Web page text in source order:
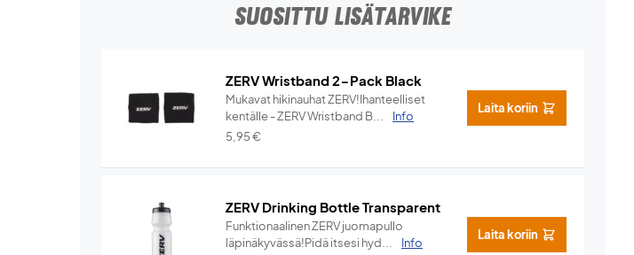
SUOSITTU LISÄTARVIKE
ZERV Wristband 2-Pack Black
Mukavat hikinauhat ZERV!Ihanteelliset
kentälle - ZERV Wristband B...
Info
5,95€
Laita koriin
ZERV Drinking Bottle Transparent
Funktionaalinen ZERV juomapullo
läpinäkyvässä!Pidä itsesi hyd...
Info
Laita koriin